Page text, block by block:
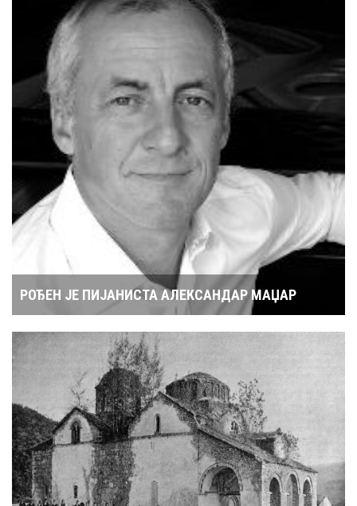
РОЂЕН ЈЕ ПИЈАНИСТА АЛЕКСАНДАР МАЏАР